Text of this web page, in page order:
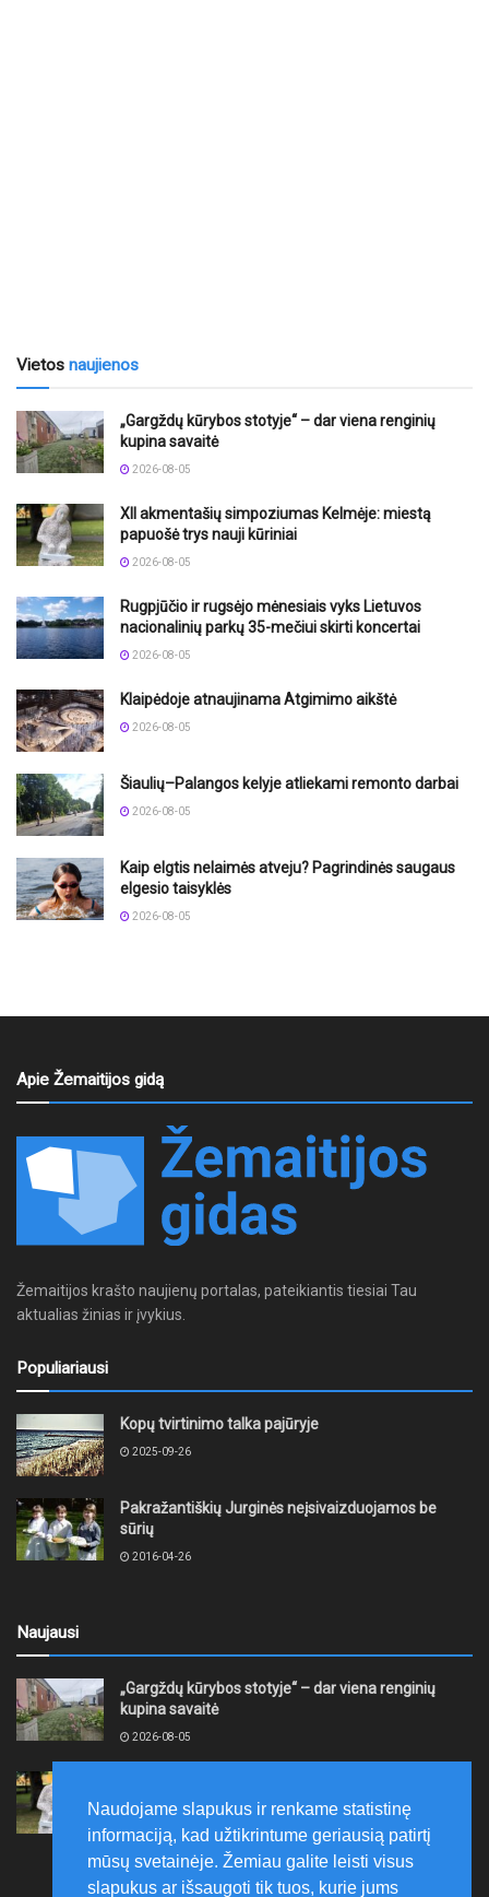
Vietos naujienos
„Gargždų kūrybos stotyje“ – dar viena renginių
kupina savaitė
2026-08-05
XII akmentašių simpoziumas Kelmėje: miestą
papuošė trys nauji kūriniai
2026-08-05
Rugpjūčio ir rugsėjo mėnesiais vyks Lietuvos
nacionalinių parkų 35-mečiui skirti koncertai
2026-08-05
Klaipėdoje atnaujinama Atgimimo aikštė
2026-08-05
Šiaulių–Palangos kelyje atliekami remonto darbai
2026-08-05
Kaip elgtis nelaimės atveju? Pagrindinės saugaus
elgesio taisyklės
2026-08-05
Apie Žemaitijos gidą
Žemaitijos krašto naujienų portalas, pateikiantis tiesiai Tau
aktualias žinias ir įvykius.
Populiariausi
Kopų tvirtinimo talka pajūryje
2025-09-26
Pakražantiškių Jurginės neįsivaizduojamos be
sūrių
2016-04-26
Naujausi
„Gargždų kūrybos stotyje“ – dar viena renginių
kupina savaitė
2026-08-05
papuošė trys nauji kūriniai
2026-08-05
Naudojame slapukus ir renkame statistinę
informaciją, kad užtikrintume geriausią patirtį
mūsų svetainėje. Žemiau galite leisti visus
slapukus ar išsaugoti tik tuos, kurie jums